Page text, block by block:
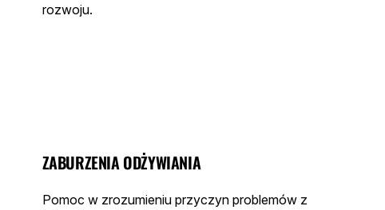
rozwoju.
ZABURZENIA ODŻYWIANIA
Pomoc w zrozumieniu przyczyn problemów z